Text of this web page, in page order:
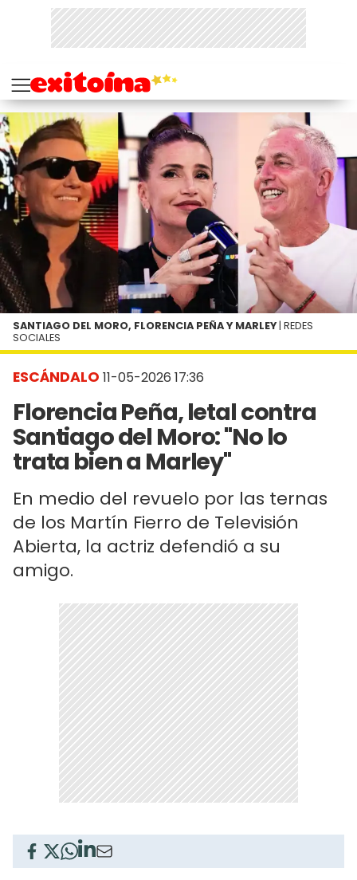
ESCÁNDALO 11-05-2026 17:36
Florencia Peña, letal contra
Santiago del Moro: "No lo
trata bien a Marley"
En medio del revuelo por las ternas
de los Martín Fierro de Televisión
Abierta, la actriz defendió a su
amigo.
SANTIAGO DEL MORO, FLORENCIA PEÑA Y MARLEY| REDES
SOCIALES